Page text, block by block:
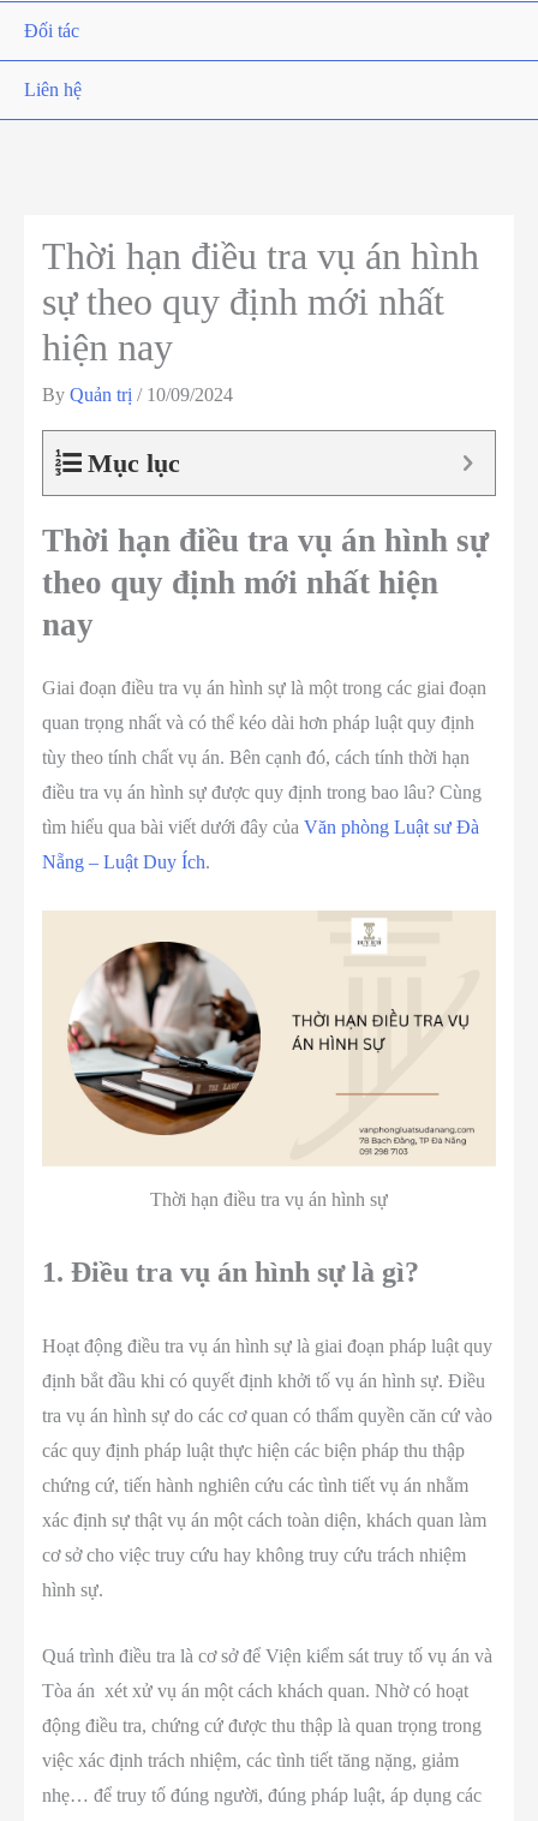
Đối tác
Liên hệ
Thời hạn điều tra vụ án hình
sự theo quy định mới nhất
hiện nay
By Quản trị / 10/09/2024
Mục lục
Thời hạn điều tra vụ án hình sự
theo quy định mới nhất hiện
nay
Giai đoạn điều tra vụ án hình sự là một trong các giai đoạn
quan trọng nhất và có thể kéo dài hơn pháp luật quy định
tùy theo tính chất vụ án. Bên cạnh đó, cách tính thời hạn
điều tra vụ án hình sự được quy định trong bao lâu? Cùng
tìm hiểu qua bài viết dưới đây của Văn phòng Luật sư Đà
Nẵng – Luật Duy Ích.
Thời hạn điều tra vụ án hình sự
1. Điều tra vụ án hình sự là gì?
Hoạt động điều tra vụ án hình sự là giai đoạn pháp luật quy
định bắt đầu khi có quyết định khởi tố vụ án hình sự. Điều
tra vụ án hình sự do các cơ quan có thẩm quyền căn cứ vào
các quy định pháp luật thực hiện các biện pháp thu thập
chứng cứ, tiến hành nghiên cứu các tình tiết vụ án nhằm
xác định sự thật vụ án một cách toàn diện, khách quan làm
cơ sở cho việc truy cứu hay không truy cứu trách nhiệm
hình sự.
Quá trình điều tra là cơ sở để Viện kiểm sát truy tố vụ án và
Tòa án xét xử vụ án một cách khách quan. Nhờ có hoạt
động điều tra, chứng cứ được thu thập là quan trọng trong
việc xác định trách nhiệm, các tình tiết tăng nặng, giảm
nhẹ… để truy tố đúng người, đúng pháp luật, áp dụng các